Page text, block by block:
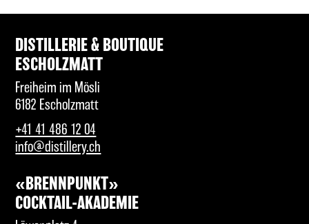
DISTILLERIE & BOUTIQUE
ESCHOLZMATT
Freiheim im Mösli
6182 Escholzmatt
+41 41 486 12 04
info@distillery.ch
«BRENNPUNKT»
COCKTAIL-AKADEMIE